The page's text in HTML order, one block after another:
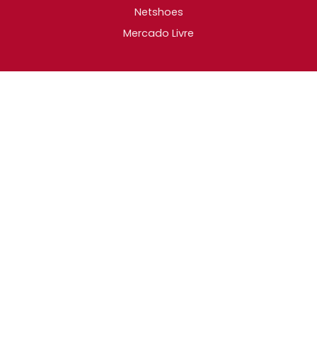
Netshoes
Mercado Livre
LOJAS PARCEIRAS